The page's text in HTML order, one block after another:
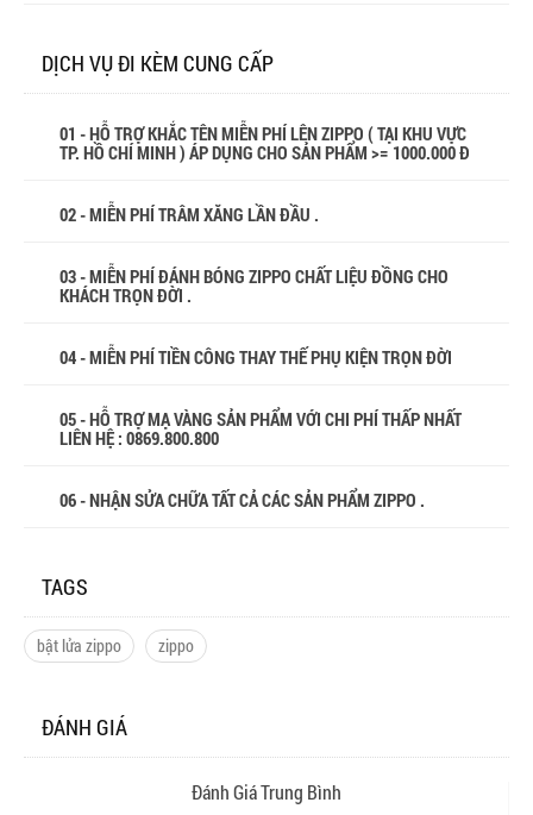
DỊCH VỤ ĐI KÈM CUNG CẤP
01 - HỖ TRỢ KHẮC TÊN MIỄN PHÍ LÊN ZIPPO ( TẠI KHU VỰC
TP. HỒ CHÍ MINH ) ÁP DỤNG CHO SẢN PHẨM >= 1000.000 Đ
02 - MIỄN PHÍ TRÂM XĂNG LẦN ĐẦU .
03 - MIỄN PHÍ ĐÁNH BÓNG ZIPPO CHẤT LIỆU ĐỒNG CHO
KHÁCH TRỌN ĐỜI .
04 - MIỄN PHÍ TIỀN CÔNG THAY THẾ PHỤ KIỆN TRỌN ĐỜI
05 - HỖ TRỢ MẠ VÀNG SẢN PHẨM VỚI CHI PHÍ THẤP NHẤT
LIÊN HỆ : 0869.800.800
06 - NHẬN SỬA CHỮA TẤT CẢ CÁC SẢN PHẨM ZIPPO .
TAGS
bật lửa zippo zippo
ĐÁNH GIÁ
Đánh Giá Trung Bình